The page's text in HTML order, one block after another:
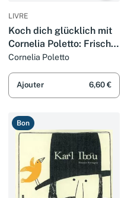
LIVRE
Koch dich glücklich mit
Cornelia Poletto: Frisch
kochen - entspannt
genießen (Promi- und
Fernsehköch*innen)
Cornelia Poletto
Ajouter 6,60 €
Bon